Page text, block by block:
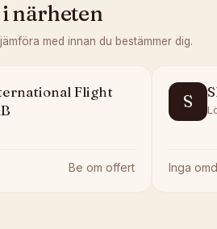
närheten
med innan du bestämmer dig.
Flight
Be om offert
S
Inga